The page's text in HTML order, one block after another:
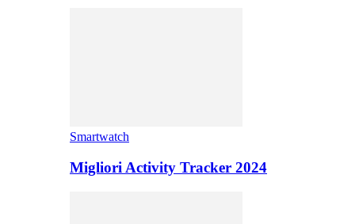
Smartwatch
Migliori Activity Tracker 2024